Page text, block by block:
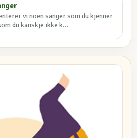
vi noen sanger som du kjenner
du kanskje ikke k...